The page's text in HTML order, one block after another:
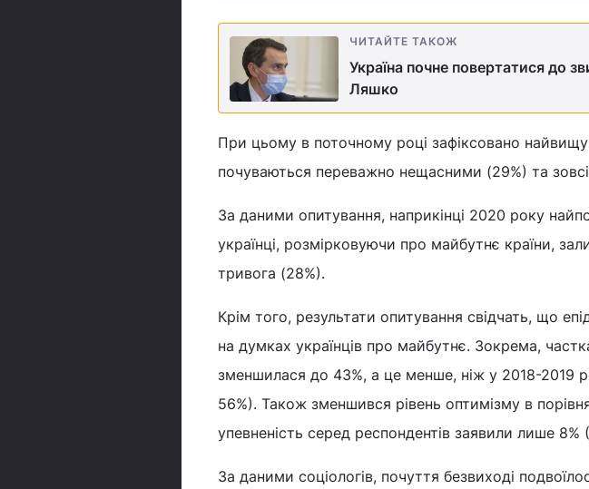
ЧИТАЙТЕ ТАКОЖ
Україна почне повертатися до
Ляшко
При цьому в поточному році зафіксовано
почуваються переважно нещасними (29%) та
За даними опитування, наприкінці 2020 року
українці, розмірковуючи про майбутнє країни,
тривога (28%).
Крім того, результати опитування свідчать, що
на думках українців про майбутнє. Зокрема,
зменшилася до 43%, а це менше, ніж у 2018-2019
56%). Також зменшився рівень оптимізму в
упевненість серед респондентів заявили лише 8%
За даними соціологів, почуття безвиході